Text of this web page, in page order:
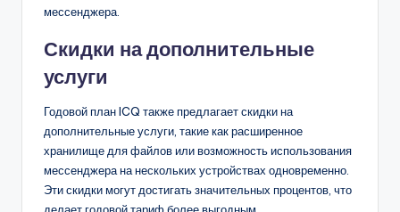
мессенджера.
Скидки на дополнительные
услуги
Годовой план ICQ также предлагает скидки на
дополнительные услуги, такие как расширенное
хранилище для файлов или возможность использования
мессенджера на нескольких устройствах одновременно.
Эти скидки могут достигать значительных процентов, что
делает годовой тариф более выгодным.